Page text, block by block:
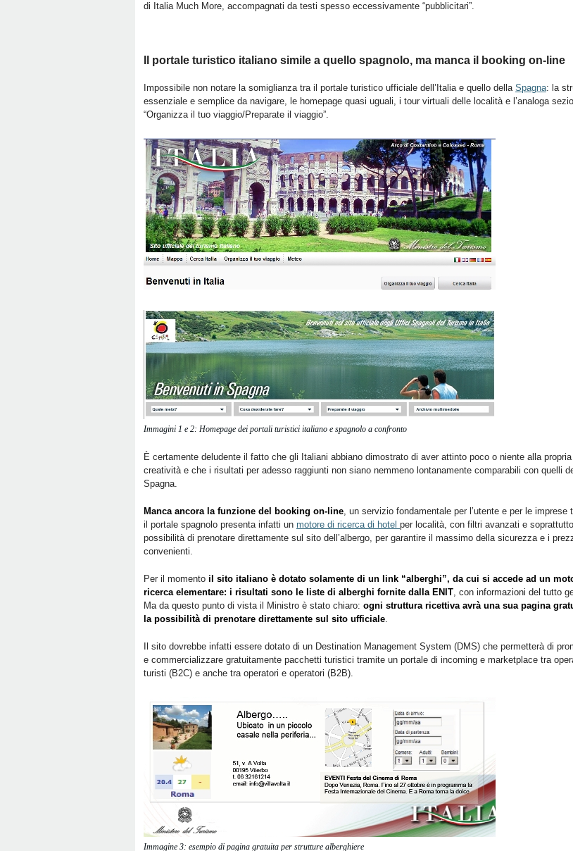
di Italia Much More, accompagnati da testi spesso eccessivamente “pubblicitari”.
Il portale turistico italiano simile a quello spagnolo, ma manca il booking on-line
Impossibile non notare la somiglianza tra il portale turistico ufficiale dell’Italia e quello della Spagna: la
essenziale e semplice da navigare, le homepage quasi uguali, i tour virtuali delle località e l’analoga
“Organizza il tuo viaggio/Preparate il viaggio”.
Immagini 1 e 2: Homepage dei portali turistici italiano e spagnolo a confronto
È certamente deludente il fatto che gli Italiani abbiano dimostrato di aver attinto poco o niente alla propria
creatività e che i risultati per adesso raggiunti non siano nemmeno lontanamente comparabili con quelli
Spagna.
Manca ancora la funzione del booking on-line, un servizio fondamentale per l’utente e per le imprese
il portale spagnolo presenta infatti un motore di ricerca di hotel per località, con filtri avanzati e
possibilità di prenotare direttamente sul sito dell’albergo, per garantire il massimo della sicurezza e i
convenienti.
Per il momento il sito italiano è dotato solamente di un link “alberghi”, da cui si accede ad un
ricerca elementare: i risultati sono le liste di alberghi fornite dalla ENIT, con informazioni del tutto
Ma da questo punto di vista il Ministro è stato chiaro: ogni struttura ricettiva avrà una sua pagina
la possibilità di prenotare direttamente sul sito ufficiale.
Il sito dovrebbe infatti essere dotato di un Destination Management System (DMS) che permetterà di
e commercializzare gratuitamente pacchetti turistici tramite un portale di incoming e marketplace tra
turisti (B2C) e anche tra operatori e operatori (B2B).
Immagine 3: esempio di pagina gratuita per strutture alberghiere